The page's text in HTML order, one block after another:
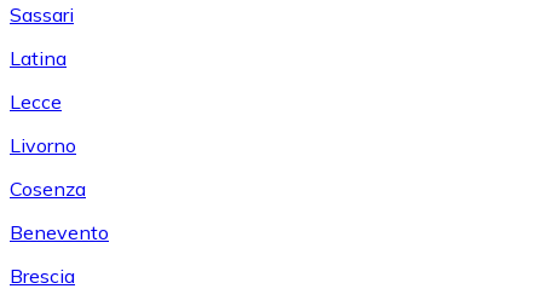
Sassari
Latina
Lecce
Livorno
Cosenza
Benevento
Brescia